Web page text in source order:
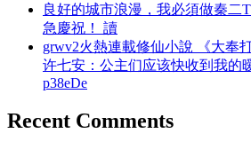
良好的城市浪漫，我必須做秦二
急慶祝！ 讀
grwv2火熱連載修仙小說 《大奉
许七安：公主们应该快收到我的
p38eDe
Recent Comments